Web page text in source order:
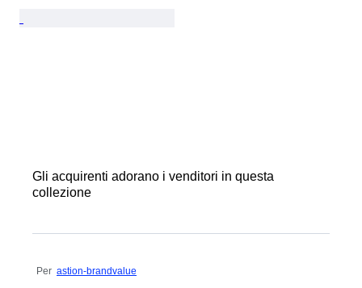
Gli acquirenti adorano i venditori in questa
collezione
Per astion-brandvalue